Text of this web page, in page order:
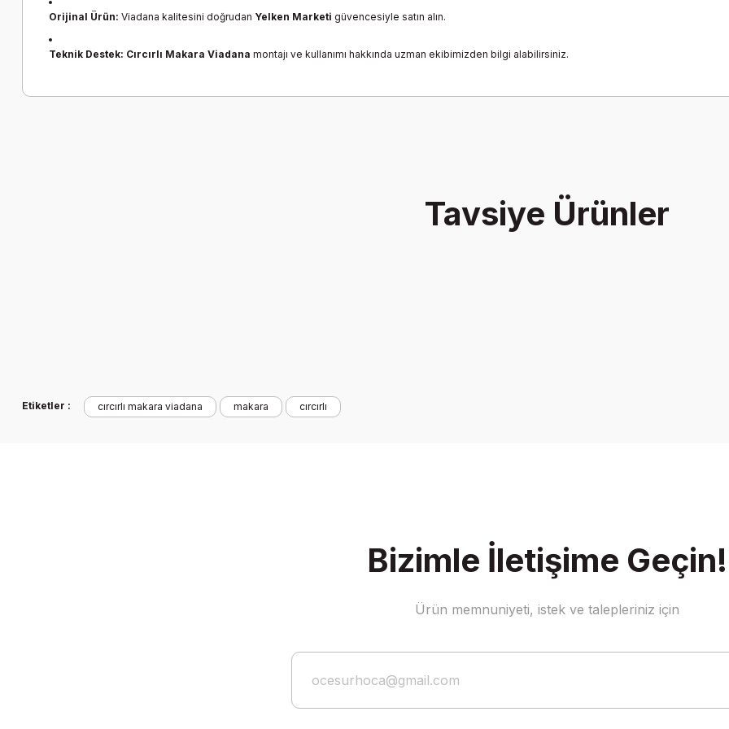
Orijinal Ürün: Viadana kalitesini doğrudan Yelken Marketi güvencesiyle satın alın.
Teknik Destek: Cırcırlı Makara Viadana montajı ve kullanımı hakkında uzman ekibimizden bilgi alabilirsiniz.
Yorum Yaz
Tavsiye Ürünler
Etiketler : cırcırlı makara viadana makara cırcırlı
Bizimle İletişime Geçin!
Ürün memnuniyeti, istek ve talepleriniz için